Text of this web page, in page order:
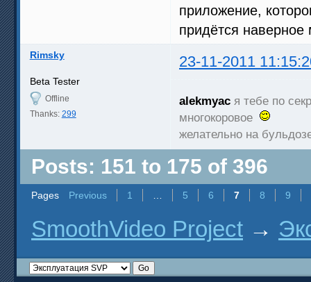
приложение,
придётся наверное
Rimsky 23-11-2011
Beta Tester
Offline
Thanks: 299
alekmyac я тебе по
многокоровое
желательно на
Posts: 151 to 175 of 396
Pages Previous 1 5 6 7 8 9
SmoothVideo Project →